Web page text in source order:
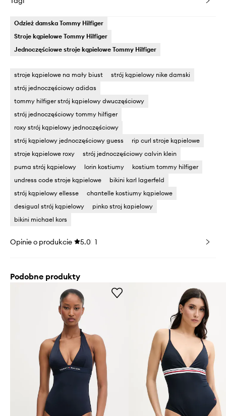
Odzież damska Tommy Hilfiger
Stroje kąpielowe Tommy Hilfiger
Jednoczęściowe stroje kąpielowe Tommy Hilfiger
stroje kąpielowe na mały biust
strój kąpielowy nike damski
strój jednoczęściowy adidas
tommy hilfiger strój kąpielowy dwuczęściowy
strój jednoczęściowy tommy hilfiger
roxy strój kąpielowy jednoczęściowy
strój kąpielowy jednoczęściowy guess
rip curl stroje kąpielowe
stroje kąpielowe roxy
strój jednoczęściowy calvin klein
puma strój kąpielowy
lorin kostiumy
kostium tommy hilfiger
undress code stroje kąpielowe
bikini karl lagerfeld
strój kąpielowy ellesse
chantelle kostiumy kąpielowe
desigual strój kąpielowy
pinko stroj kapielowy
bikini michael kors
Opinie o produkcie 5.0 1
Podobne produkty